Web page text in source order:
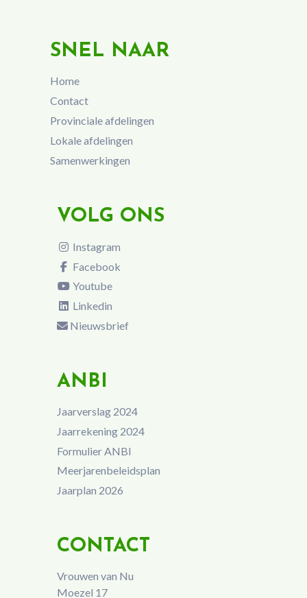
SNEL NAAR
Home
Contact
Provinciale afdelingen
Lokale afdelingen
Samenwerkingen
VOLG ONS
Instagram
Facebook
Youtube
Linkedin
Nieuwsbrief
ANBI
Jaarverslag 2024
Jaarrekening 2024
Formulier ANBI
Meerjarenbeleidsplan
Jaarplan 2026
CONTACT
Vrouwen van Nu
Moezel 17